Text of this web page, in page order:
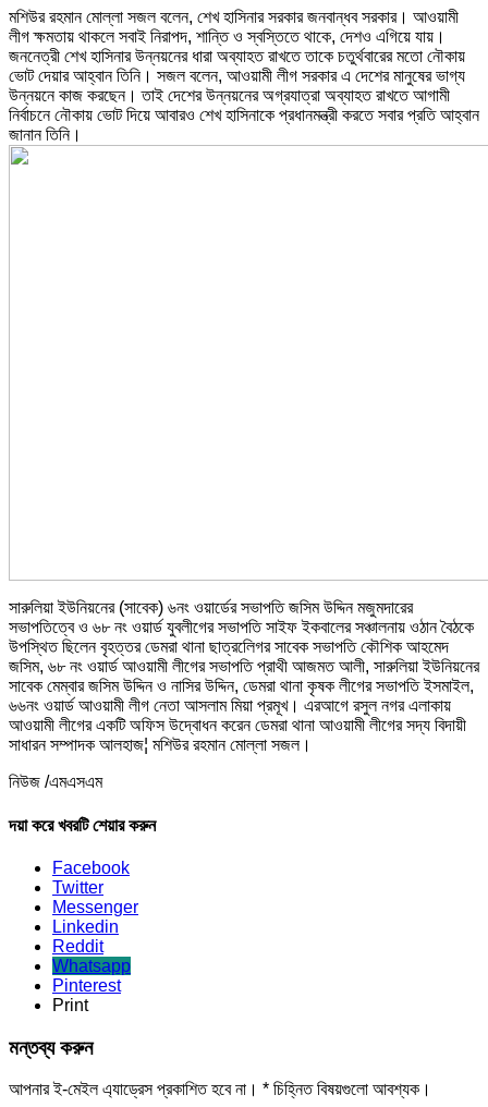
মশিউর রহমান মোল্লা সজল বলেন, শেখ হাসিনার সরকার জনবান্ধব সরকার। আওয়ামী
লীগ ক্ষমতায় থাকলে সবাই নিরাপদ, শান্তি ও স্বস্তিতে থাকে, দেশও এগিয়ে যায়।
জননেত্রী শেখ হাসিনার উন্নয়নের ধারা অব্যাহত রাখতে তাকে চতুর্থবারের মতো নৌকায়
ভোট দেয়ার আহ্বান তিনি। সজল বলেন, আওয়ামী লীগ সরকার এ দেশের মানুষের ভাগ্য
উন্নয়নে কাজ করছেন। তাই দেশের উন্নয়নের অগ্রযাত্রা অব্যাহত রাখতে আগামী
নির্বাচনে নৌকায় ভোট দিয়ে আবারও শেখ হাসিনাকে প্রধানমন্ত্রী করতে সবার প্রতি আহ্বান
জানান তিনি।
সারুলিয়া ইউনিয়নের (সাবেক) ৬নং ওয়ার্ডের সভাপতি জসিম উদ্দিন মজুমদারের
সভাপতিত্বে ও ৬৮ নং ওয়ার্ড যুবলীগের সভাপতি সাইফ ইকবালের সঞ্চালনায় ওঠান বৈঠকে
উপস্থিত ছিলেন বৃহত্তর ডেমরা থানা ছাত্রলেিগর সাবেক সভাপতি কৌশিক আহমেদ
জসিম, ৬৮ নং ওয়ার্ড আওয়ামী লীগের সভাপতি প্রাথী আজমত আলী, সারুলিয়া ইউনিয়নের
সাবেক মেম্বার জসিম উদ্দিন ও নাসির উদ্দিন, ডেমরা থানা কৃষক লীগের সভাপতি ইসমাইল,
৬৬নং ওয়ার্ড আওয়ামী লীগ নেতা আসলাম মিয়া প্রমূখ। এরআগে রসুল নগর এলাকায়
আওয়ামী লীগের একটি অফিস উদ্বোধন করেন ডেমরা থানা আওয়ামী লীগের সদ্য বিদায়ী
সাধারন সম্পাদক আলহাজ¦ মশিউর রহমান মোল্লা সজল।
নিউজ /এমএসএম
দয়া করে খবরটি শেয়ার করুন
Facebook
Twitter
Messenger
Linkedin
Reddit
Whatsapp
Pinterest
Print
মন্তব্য করুন
আপনার ই-মেইল এ্যাড্রেস প্রকাশিত হবে না। * চিহ্নিত বিষয়গুলো আবশ্যক।